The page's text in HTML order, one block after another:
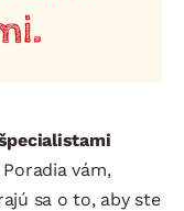
Poradia vám,
sa o to, aby ste